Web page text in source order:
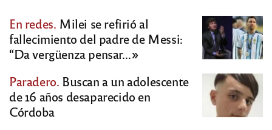
En redes. Milei se refirió al
fallecimiento del padre de Messi:
“Da vergüenza pensar…»
Paradero. Buscan a un adolescente
de 16 años desaparecido en
Córdoba